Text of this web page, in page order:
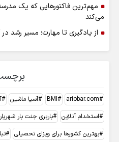
مهم‌ترین فاکتورهایی که یک
می‌کند
از یادگیری تا مهارت؛ مسیر رشد
ariobar.com
BMI آسیا ماشین
استخدام آنلاین
باربری جنت بار شهریار
بهترین کشورها برای ویزای تحصیلی